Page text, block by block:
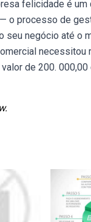
felicidade é um
o processo de
negócio até o
necessitou
de 200.